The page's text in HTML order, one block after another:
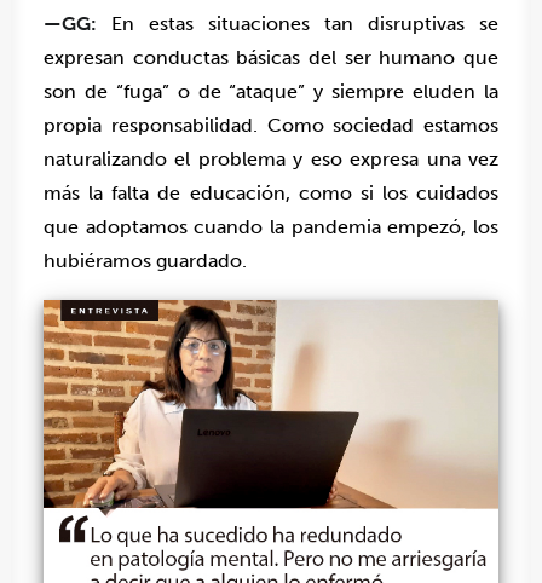
—GG: En estas situaciones tan disruptivas se
expresan conductas básicas del ser humano que
son de “fuga” o de “ataque” y siempre eluden la
propia responsabilidad. Como sociedad estamos
naturalizando el problema y eso expresa una vez
más la falta de educación, como si los cuidados
que adoptamos cuando la pandemia empezó, los
hubiéramos guardado.